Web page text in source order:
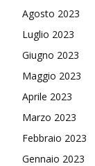
Agosto 2023
Luglio 2023
Giugno 2023
Maggio 2023
Aprile 2023
Marzo 2023
Febbraio 2023
Gennaio 2023